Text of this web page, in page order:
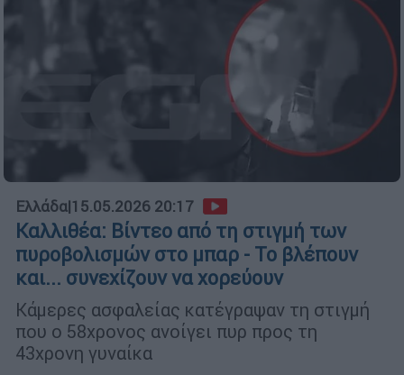
Ελλάδα|15.05.2026 20:17
Καλλιθέα: Βίντεο από τη στιγμή των
πυροβολισμών στο μπαρ - Το βλέπουν
και... συνεχίζουν να χορεύουν
Κάμερες ασφαλείας κατέγραψαν τη στιγμή
που ο 58χρονος ανοίγει πυρ προς τη
43χρονη γυναίκα